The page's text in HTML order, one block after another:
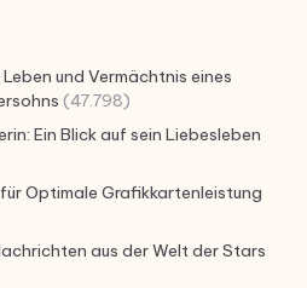
und Vermächtnis eines
(47.798)
Ein Blick auf sein Liebesleben
Optimale Grafikkartenleistung
aus der Welt der Stars